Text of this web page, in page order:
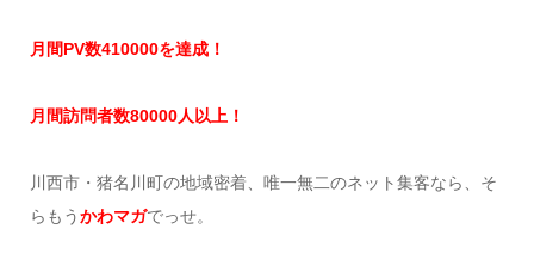
月間PV数410000を達成！
月間訪問者数80000人以上！
川西市・猪名川町の地域密着、唯一無二のネット集客なら、そ
らもうかわマガでっせ。